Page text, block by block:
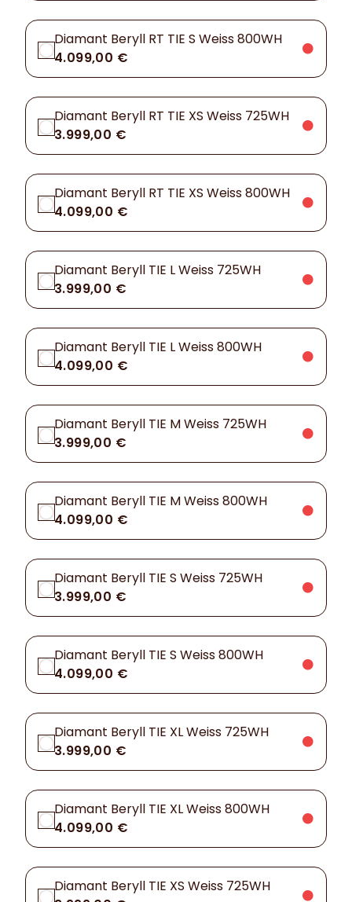
Diamant Beryll RT TIE S Weiss 800WH
4.099,00 €
Diamant Beryll RT TIE XS Weiss 725WH
3.999,00 €
Diamant Beryll RT TIE XS Weiss 800WH
4.099,00 €
Diamant Beryll TIE L Weiss 725WH
3.999,00 €
Diamant Beryll TIE L Weiss 800WH
4.099,00 €
Diamant Beryll TIE M Weiss 725WH
3.999,00 €
Diamant Beryll TIE M Weiss 800WH
4.099,00 €
Diamant Beryll TIE S Weiss 725WH
3.999,00 €
Diamant Beryll TIE S Weiss 800WH
4.099,00 €
Diamant Beryll TIE XL Weiss 725WH
3.999,00 €
Diamant Beryll TIE XL Weiss 800WH
4.099,00 €
Diamant Beryll TIE XS Weiss 725WH